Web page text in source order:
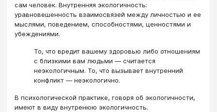
сам человек. Внутренняя экологичность:
уравновешенность взаимосвязей между личностью и ее
мыслями, поведением, способностями, ценностями и
убеждениями.
То, что вредит вашему здоровью либо отношениям
с близкими вам людьми ― считается
неэкологичным. То, что вызывает внутренний
конфликт ― неэкологично.
В психологической практике, говоря об экологичности,
имеют в виду внутренюю экологичность.